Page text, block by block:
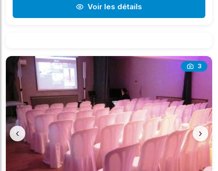
Voir les détails
3
‹ ›